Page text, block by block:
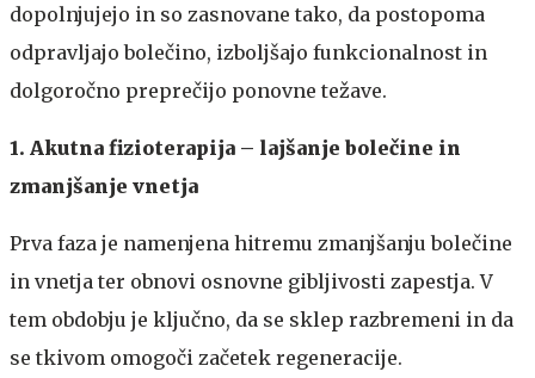
dopolnjujejo in so zasnovane tako, da postopoma
odpravljajo bolečino, izboljšajo funkcionalnost in
dolgoročno preprečijo ponovne težave.
1. Akutna fizioterapija – lajšanje bolečine in
zmanjšanje vnetja
Prva faza je namenjena hitremu zmanjšanju bolečine
in vnetja ter obnovi osnovne gibljivosti zapestja. V
tem obdobju je ključno, da se sklep razbremeni in da
se tkivom omogoči začetek regeneracije.